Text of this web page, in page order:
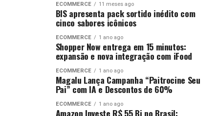
ECOMMERCE 11 meses ago
BIS apresenta pack sortido inédito com
cinco sabores icônicos
ECOMMERCE 1 ano ago
Shopper Now entrega em 15 minutos:
expansão e nova integração com iFood
ECOMMERCE 1 ano ago
Magalu Lança Campanha “Paitrocine Seu
Pai” com IA e Descontos de 60%
ECOMMERCE 1 ano ago
Amazon Investe R$ 55 Bi no Brasil: